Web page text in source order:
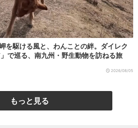
を駆ける風と、わんことの絆。ダイレク
で巡る、南九州・野生動物を訪ねる旅
2026/08/05
もっと見る